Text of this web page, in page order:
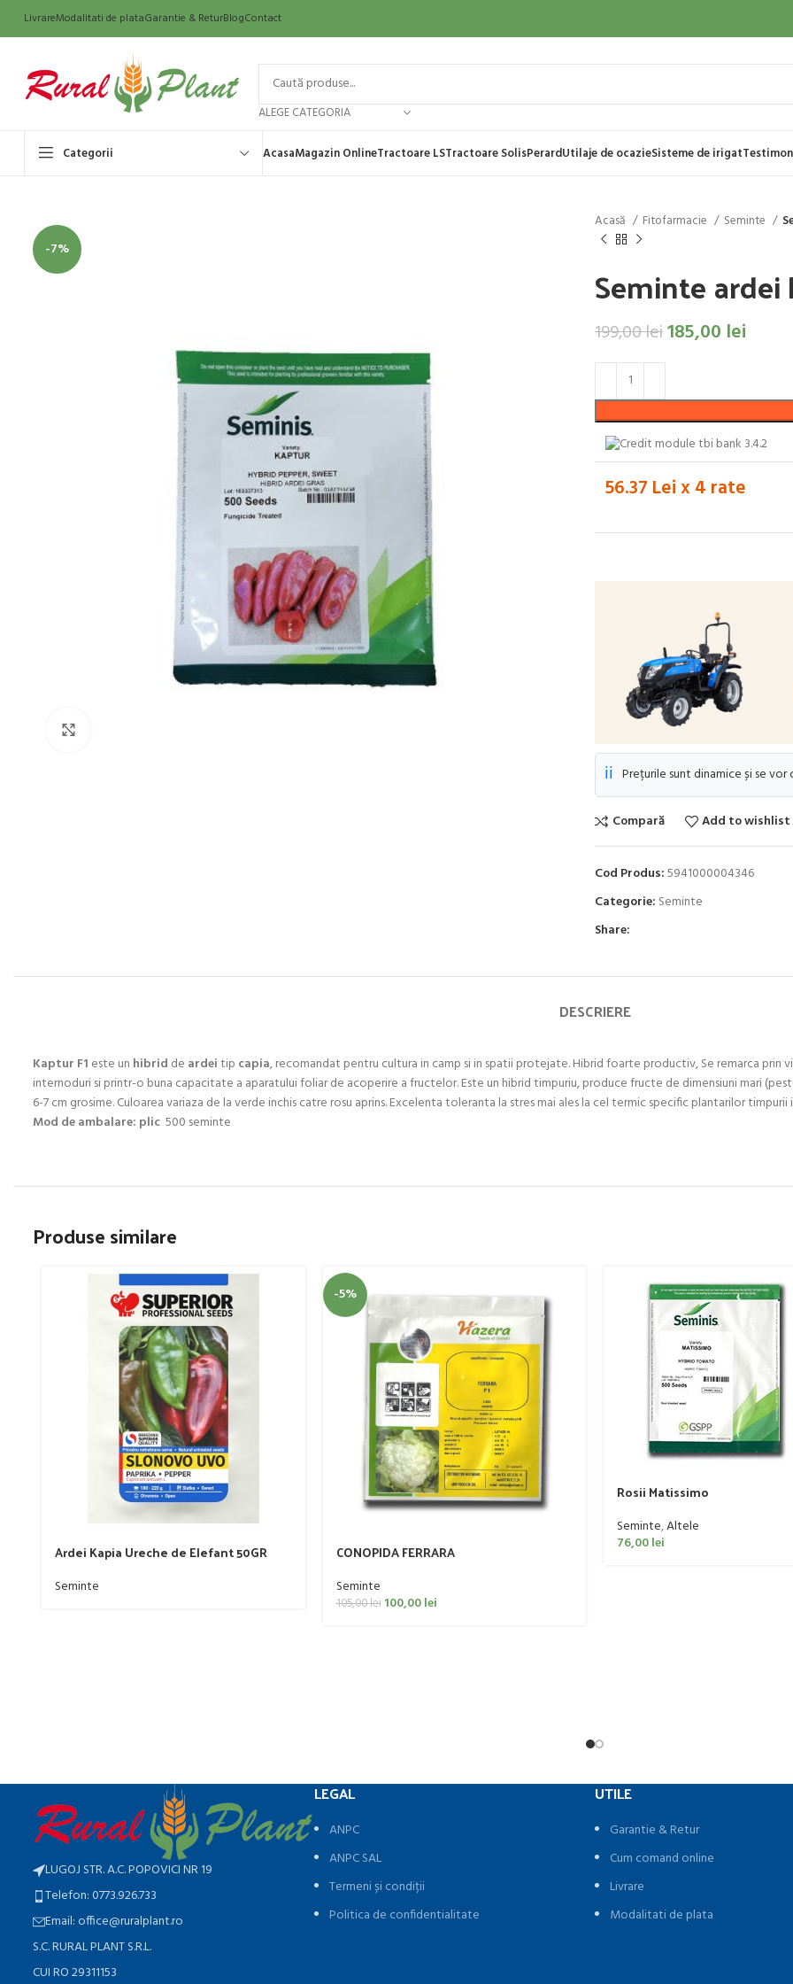
LivrareModalitati de plataGarantie & ReturBlogContact
ALEGE CATEGORIA
Categorii AcasaMagazin OnlineTractoare LSTractoare SolisPerardUtilaje de ocazieSisteme de irigat
-7%
Acasă Fitofarmacie Seminte
Seminte ardei
199,00lei185,00 lei
56.37 Lei x 4 rate
ℹ️ Prețurile sunt dinamice și se
Compară Add to wishlist
Cod Produs:5941000004346
Categorie: Seminte
Share:
DESCRIERE
Kaptur F1 este un hibrid de ardeitip capia, recomandat pentru cultura in camp si in spatii protejate. Hibrid foarte productiv, Se remarca prin
internoduri si printr-o buna capacitate a aparatului foliar de acoperire a fructelor. Este un hibrid timpuriu, produce fructe de dimensiuni mari
6-7 cm grosime. Culoarea variaza de la verde inchis catre rosu aprins. Excelenta toleranta la stres mai ales la cel termic specific plantarilor timpurii
Mod de ambalare: plic 500 seminte
Produse similare
Ardei Kapia Ureche de Elefant 50GR
Seminte
-5%
CONOPIDA FERRARA
Seminte
105,00lei 100,00lei
Rosii Matissimo
Seminte,Altele
76,00lei
LUGOJ STR. A.C. POPOVICI NR 19
Telefon: 0773.926.733
Email: office@ruralplant.ro
S.C. RURAL PLANT S.R.L.
CUI RO 29311153
LEGAL
ANPC
ANPC SAL
Termeni și condiții
Politica de confidentialitate
UTILE
Garantie & Retur
Cum comand online
Livrare
Modalitati de plata